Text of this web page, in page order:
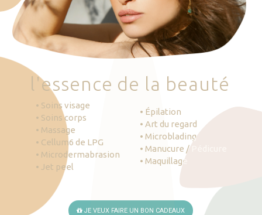
Prendre RDV
'essence de la beauté
• Soins visage
• Soins corps
• Massage
• Cellum6 de LPG
• Microdermabrasion
• Jet peel
• Épilation
• Art du regard
• Microblading
• Manucure / Pédicure
• Maquillage
JE VEUX FAIRE UN BON CADEAUX